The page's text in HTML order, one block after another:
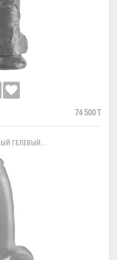
74 500 T
ГЕЛЕВЫЙ...